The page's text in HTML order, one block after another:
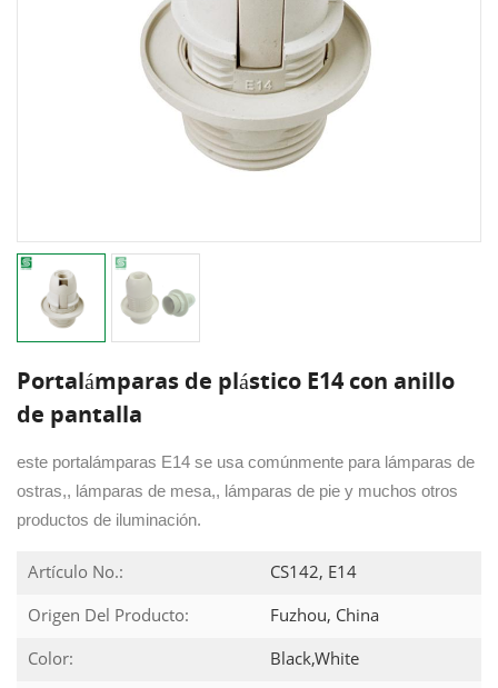
Portalámparas de plástico E14 con anillo
de pantalla
este portalámparas E14 se usa comúnmente para lámparas de
ostras,, lámparas de mesa,, lámparas de pie y muchos otros
productos de iluminación.
Artículo No.:
CS142, E14
Origen Del Producto:
Fuzhou, China
Color:
Black,White